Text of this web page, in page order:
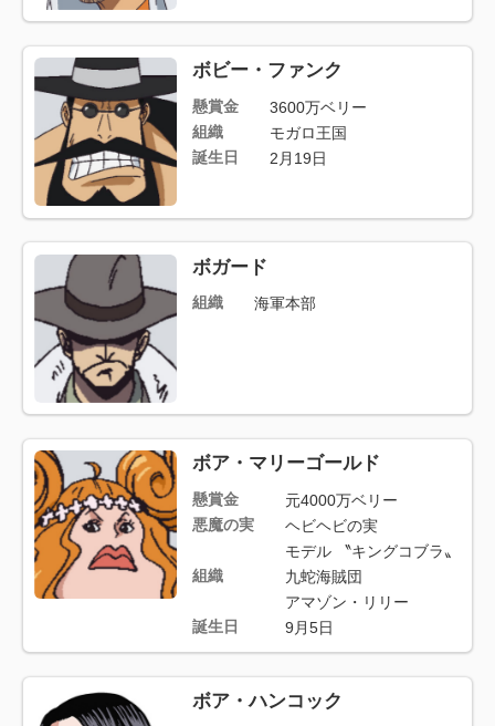
ボビー・ファンク
懸賞金
3600万ベリー
組織
モガロ王国
誕生日
2月19日
ボガード
組織 海軍本部
ボア・マリーゴールド
懸賞金
元4000万ベリー
悪魔の実
ヘビヘビの実
モデル 〝キングコブラ〟
組織
九蛇海賊団
アマゾン・リリー
誕生日
9月5日
ボア・ハンコック